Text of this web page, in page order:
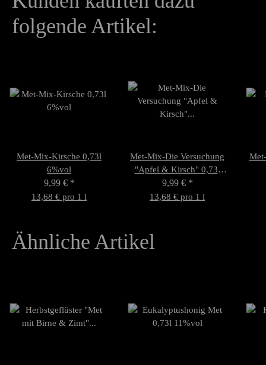
folgende Artikel:
Met-Mix-Kirsche 0,73l
6%vol
9,99 € *
13,68 € pro 1 l
Met-Mix-Die Versuchung
"Apfel & Kirsch" 0,73l
7,5%vol
9,99 € *
13,68 € pro 1 l
Ähnliche Artikel